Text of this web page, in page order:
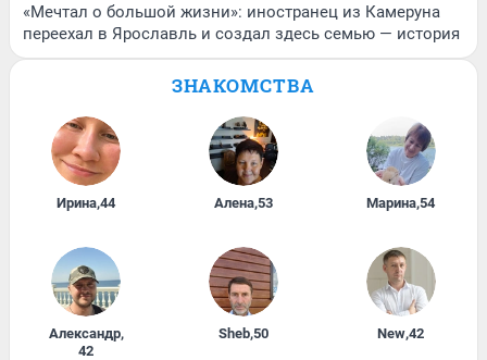
«Мечтал о большой жизни»: иностранец из Камеруна
переехал в Ярославль и создал здесь семью — история
ЗНАКОМСТВА
Ирина,44 Алена,53 Марина,54
Александр,
42
Sheb,50 New,42